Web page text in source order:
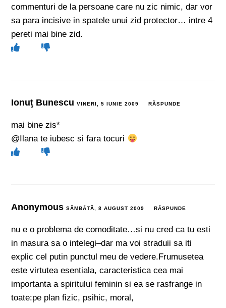
commenturi de la persoane care nu zic nimic, dar vor
sa para incisive in spatele unui zid protector… intre 4
pereti mai bine zid.
Ionuţ BunescuVINERI, 5 IUNIE 2009 RĂSPUNDE
mai bine zis*
@Ilana te iubesc si fara tocuri
AnonymousSÂMBĂTĂ, 8 AUGUST 2009 RĂSPUNDE
nu e o problema de comoditate…si nu cred ca tu esti
in masura sa o intelegi–dar ma voi straduii sa iti
explic cel putin punctul meu de vedere.Frumusetea
este virtutea esentiala, caracteristica cea mai
importanta a spiritului feminin si ea se rasfrange in
toate:pe plan fizic, psihic, moral,